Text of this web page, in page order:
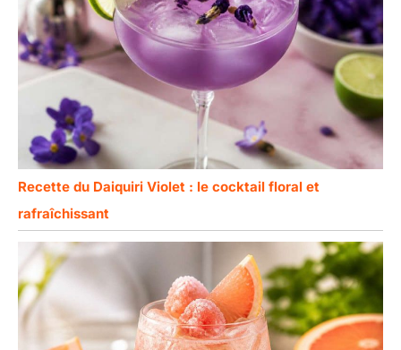
organiser des fêtes.
C'est l'accessoire
parfait pour offrir un
plaisir esthétique et
une touche
moments de
convivialité, faisant
bien plus plaisir
qu'un cadeau
ordinaire
Recette du Daiquiri Violet : le cocktail floral et
rafraîchissant